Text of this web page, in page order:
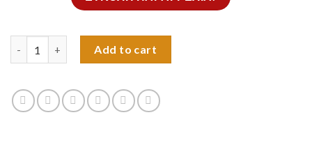
Add to cart